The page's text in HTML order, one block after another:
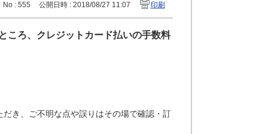
No : 555 公開日時 : 2018/08/27 11:07 印刷
ころ、クレジットカード払いの手数料
き、ご不明な点や誤りはその場で確認・訂